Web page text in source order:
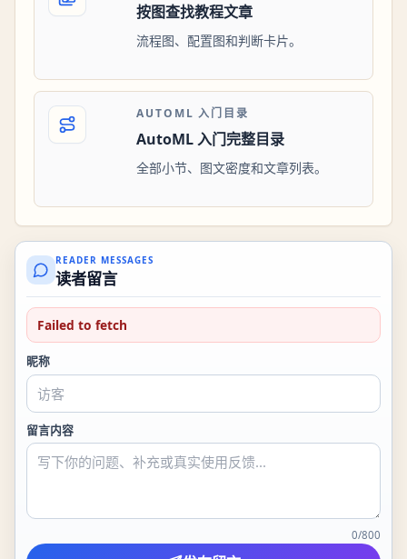
按图查找教程文章
流程图、配置图和判断卡片。
AUTOML 入门目录
AutoML 入门完整目录
全部小节、图文密度和文章列表。
READER MESSAGES
读者留言
Failed to fetch
昵称
留言内容
0/800